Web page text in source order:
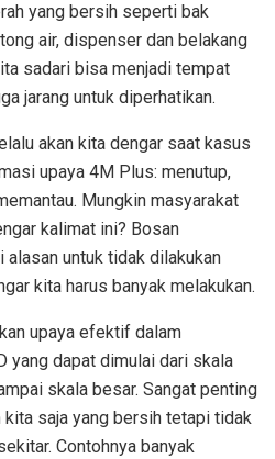
yang bersih seperti bak
air, dispenser dan belakang
sadari bisa menjadi tempat
jarang untuk diperhatikan.
akan kita dengar saat kasus
upaya 4M Plus: menutup,
Mungkin masyarakat
kalimat ini? Bosan
untuk tidak dilakukan
kita harus banyak melakukan.
upaya efektif dalam
yang dapat dimulai dari skala
skala besar. Sangat penting
kita saja yang bersih tetapi tidak
Contohnya banyak